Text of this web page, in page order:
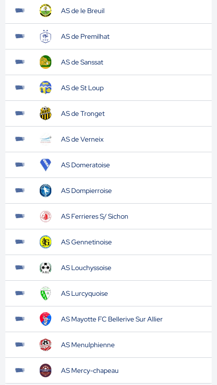
AS de le Breuil
AS de Premilhat
AS de Sanssat
AS de St Loup
AS de Tronget
AS de Verneix
AS Domeratoise
AS Dompierroise
AS Ferrieres S/ Sichon
AS Gennetinoise
AS Louchyssoise
AS Lurcyquoise
AS Mayotte FC Bellerive Sur Allier
AS Menulphienne
AS Mercy-chapeau